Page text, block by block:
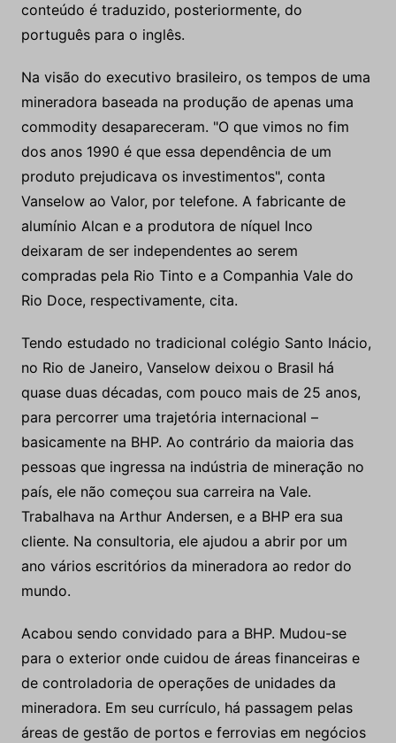
conteúdo é traduzido, posteriormente, do
português para o inglês.
Na visão do executivo brasileiro, os tempos de uma
mineradora baseada na produção de apenas uma
commodity desapareceram. "O que vimos no fim
dos anos 1990 é que essa dependência de um
produto prejudicava os investimentos", conta
Vanselow ao Valor, por telefone. A fabricante de
alumínio Alcan e a produtora de níquel Inco
deixaram de ser independentes ao serem
compradas pela Rio Tinto e a Companhia Vale do
Rio Doce, respectivamente, cita.
Tendo estudado no tradicional colégio Santo Inácio,
no Rio de Janeiro, Vanselow deixou o Brasil há
quase duas décadas, com pouco mais de 25 anos,
para percorrer uma trajetória internacional –
basicamente na BHP. Ao contrário da maioria das
pessoas que ingressa na indústria de mineração no
país, ele não começou sua carreira na Vale.
Trabalhava na Arthur Andersen, e a BHP era sua
cliente. Na consultoria, ele ajudou a abrir por um
ano vários escritórios da mineradora ao redor do
mundo.
Acabou sendo convidado para a BHP. Mudou-se
para o exterior onde cuidou de áreas financeiras e
de controladoria de operações de unidades da
mineradora. Em seu currículo, há passagem pelas
áreas de gestão de portos e ferrovias em negócios